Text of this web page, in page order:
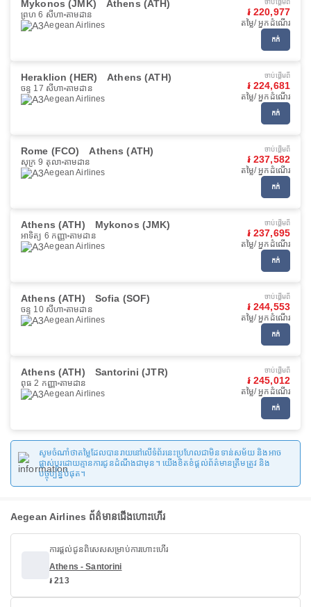
Mykonos (JMK) Athens (ATH)
ព្រហ 6 សីហា តាមដាន
Aegean Airlines
ចាប់ផ្ដើមពី
៛ 220,977
តម្លៃ/ អ្នកដំណើរ
កក់
Heraklion (HER) Athens (ATH)
ចន្ទ 17 សីហា តាមដាន
Aegean Airlines
ចាប់ផ្ដើមពី
៛ 224,681
តម្លៃ/ អ្នកដំណើរ
កក់
Rome (FCO) Athens (ATH)
សុក្រ 9 តុលា តាមដាន
Aegean Airlines
ចាប់ផ្ដើមពី
៛ 237,582
តម្លៃ/ អ្នកដំណើរ
កក់
Athens (ATH) Mykonos (JMK)
អាទិត្យ 6 កញ្ញា តាមដាន
Aegean Airlines
ចាប់ផ្ដើមពី
៛ 237,695
តម្លៃ/ អ្នកដំណើរ
កក់
Athens (ATH) Sofia (SOF)
ចន្ទ 10 សីហា តាមដាន
Aegean Airlines
ចាប់ផ្ដើមពី
៛ 244,553
តម្លៃ/ អ្នកដំណើរ
កក់
Athens (ATH) Santorini (JTR)
ពុធ 2 កញ្ញា តាមដាន
Aegean Airlines
ចាប់ផ្ដើមពី
៛ 245,012
តម្លៃ/ អ្នកដំណើរ
កក់
សូមចំណាំថាតម្លៃដែលបានរាយនៅលើទំព័រនេះប្រហែលជាមិនទាន់សម័យ និងអាច
ផ្លាស់ប្តូរដោយគ្មានការជូនដំណឹងជាមុន។ យើងខិតខំផ្តល់ព័ត៌មានត្រឹមត្រូវ និង
បច្ចុប្បន្នបំផុត។
Aegean Airlines ព័ត៌មានជើងហោះហើរ
ការផ្តល់ជូនពិសេសសម្រាប់ការហោះហើរ
Athens - Santorini
៛ 213